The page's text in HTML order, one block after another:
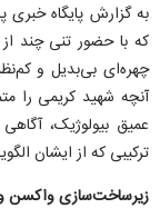
به گزارش پایگاه خبری
که با حضور تنی چند از
چهره‌ای بی‌بدیل و
آنچه شهید کریمی را
عمیق بیولوژیک،
ترکیبی که از ایشان
زیرساخت‌سازی واکسن و